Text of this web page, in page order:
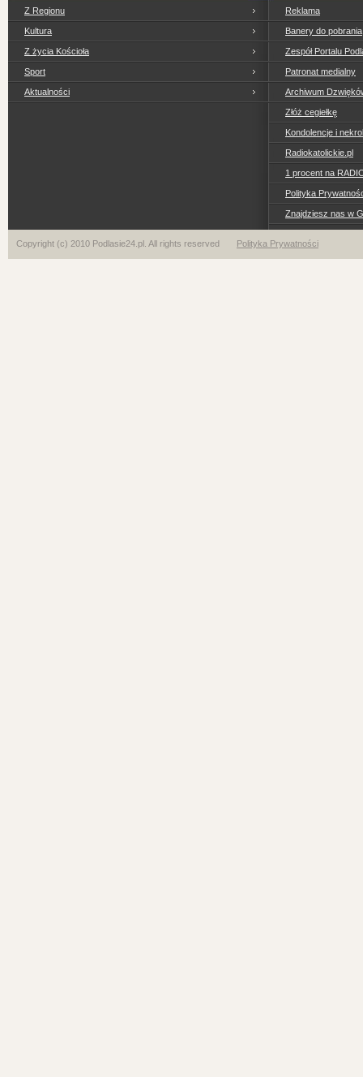
Z Regionu
Kultura
Z życia Kościoła
Sport
Aktualności
Reklama
Banery do pobrania
Zespół Portalu
Patronat medialny
Archiwum
Złóż cegiełkę
Kondolencje i
Radiokatolickie.pl
1 procent na
Polityka
Znajdziesz nas w
Copyright (c) 2010 Podlasie24.pl. All rights reserved Polityka Prywatności